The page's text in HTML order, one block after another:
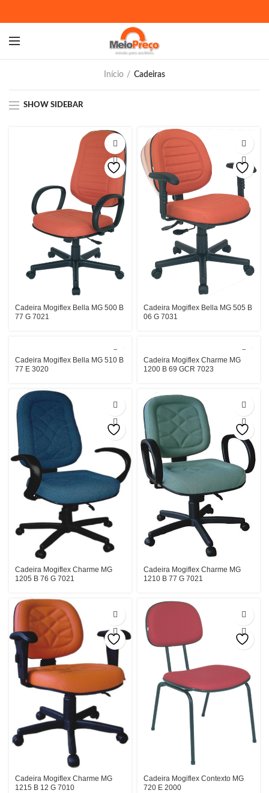
Início Cadeiras
SHOW SIDEBAR
Cadeira Mogiflex Bella MG 500 B
77 G 7021
Cadeira Mogiflex Bella MG 505 B
06 G 7031
Cadeira Mogiflex Bella MG 510 B
77 E 3020
Cadeira Mogiflex Charme MG
1200 B 69 GCR 7023
Cadeira Mogiflex Charme MG
1205 B 76 G 7021
Cadeira Mogiflex Charme MG
1210 B 77 G 7021
Cadeira Mogiflex Charme MG
1215 B 12 G 7010
Cadeira Mogiflex Contexto MG
720 E 2000